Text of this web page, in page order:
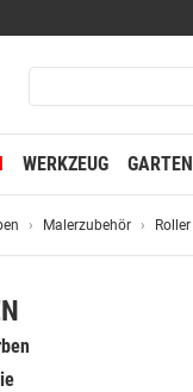
WERKZEUG GARTEN
Malerzubehör Roller